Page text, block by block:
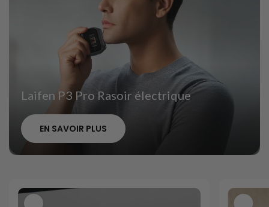
Laifen P3 Pro Rasoir électrique
EN SAVOIR PLUS